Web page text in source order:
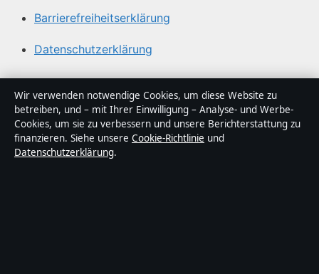
Barrierefreiheitserklärung
Datenschutzerklärung
Über Gegenwart24 in Kürze
Gegenwart24 ist ein unabhängiger digitaler
Nachrichtenanbieter mit Fokus auf Politik, Wirtschaft,
Technik und Gesellschaft in Deutschland. Jeder Artikel
Wir verwenden notwendige Cookies, um diese Website zu
betreiben, und – mit Ihrer Einwilligung – Analyse- und Werbe-
Cookies, um sie zu verbessern und unsere Berichterstattung zu
finanzieren. Siehe unsere Cookie-Richtlinie und
Datenschutzerklärung.